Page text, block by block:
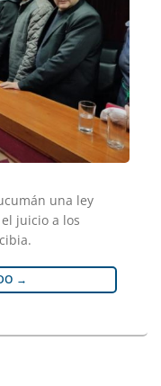
una ley
juicio a los
→